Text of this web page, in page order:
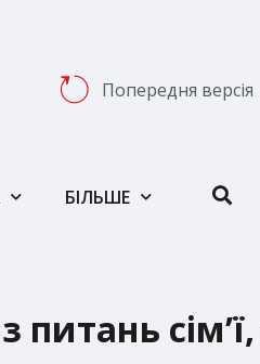
Попередня версія
БІЛЬШЕ
питань